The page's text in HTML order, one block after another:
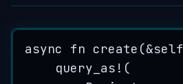
async fn create (&self
query_as! (